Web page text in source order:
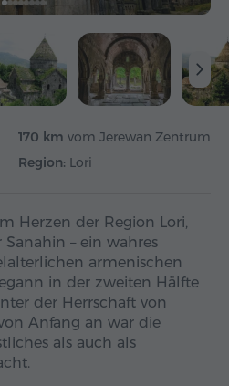
170 km vom Jerewan Zentrum
Region: Lori
Herzen der Region Lori,
– ein wahres
armenischen
in der zweiten Hälfte
der Herrschaft von
Anfang an war die
als auch als